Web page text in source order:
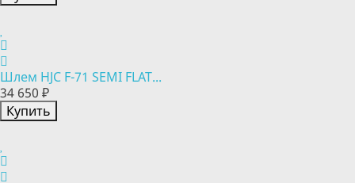
Шлем HJC F-71 SEMI FLAT...
34 650 ₽
Купить